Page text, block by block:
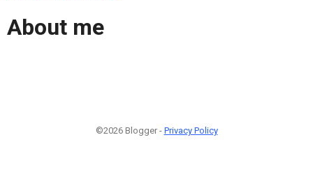
About me
©2026 Blogger - Privacy Policy